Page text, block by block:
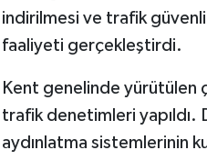
indirilmesi ve trafik
faaliyeti gerçekleştirdi.
Kent genelinde yürütülen
trafik denetimleri
aydınlatma sistemlerinin